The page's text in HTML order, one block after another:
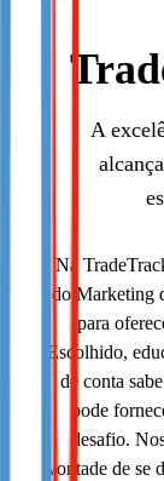
A
Na
do Marketing
para
Escolhido,
de conta
pode
desafio.
vontade de se